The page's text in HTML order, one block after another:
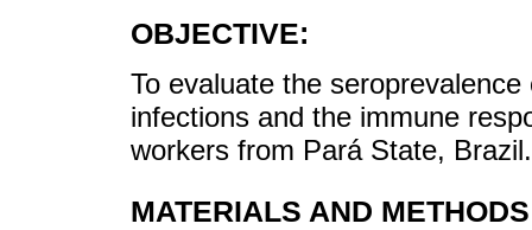
OBJECTIVE:
To evaluate the
infections and the immune
workers from Pará State, Brazil.
MATERIALS AND